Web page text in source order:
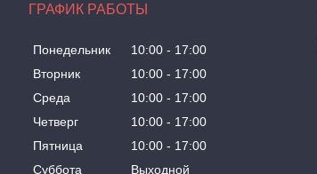
ГРАФИК РАБОТЫ
Понедельник 10:00
17:00
Вторник
10:00
17:00
Среда
10:00
17:00
Четверг
10:00
17:00
Пятница
10:00
17:00
Суббота
Выходной